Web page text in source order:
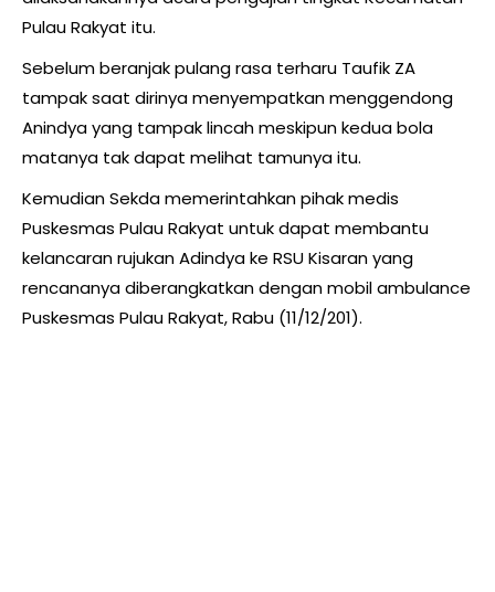
Pulau Rakyat itu.
Sebelum beranjak pulang rasa terharu Taufik ZA
tampak saat dirinya menyempatkan menggendong
Anindya yang tampak lincah meskipun kedua bola
matanya tak dapat melihat tamunya itu.
Kemudian Sekda memerintahkan pihak medis
Puskesmas Pulau Rakyat untuk dapat membantu
kelancaran rujukan Adindya ke RSU Kisaran yang
rencananya diberangkatkan dengan mobil ambulance
Puskesmas Pulau Rakyat, Rabu (11/12/201).